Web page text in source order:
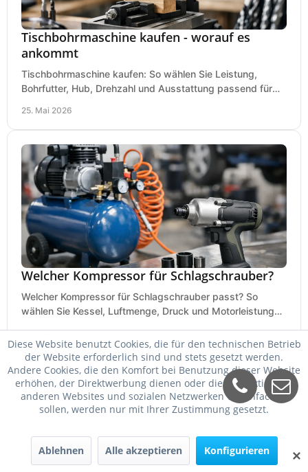
Tischbohrmaschine kaufen - worauf es
ankommt
Tischbohrmaschine kaufen: So wählen Sie Leistung,
Bohrfutter, Hub, Drehzahl und Ausstattung passend für
25. Mai 2026
Welcher Kompressor für Schlagschrauber?
Welcher Kompressor für Schlagschrauber passt? So
wählen Sie Kessel, Luftmenge, Druck und Motorleistung
23. Mai 2026
✕
Diese Website benutzt Cookies, die für den technischen Betrieb
der Website erforderlich sind und stets gesetzt werden.
Andere Cookies, die den Komfort bei Benutzung dieser Website
erhöhen, der Direktwerbung dienen oder die Interaktion mit
anderen Websites und sozialen Netzwerken vereinfachen
sollen, werden nur mit Ihrer Zustimmung gesetzt.
Ablehnen Alle akzeptieren Konfigurieren